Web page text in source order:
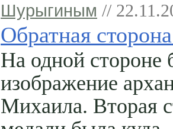
Шурыгиным //
Обратная
На одной стороне
изображение
Михаила. Вторая